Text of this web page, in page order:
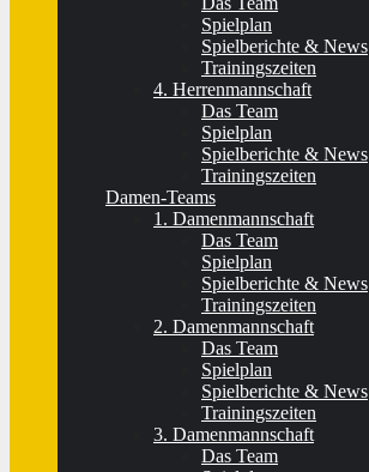
Spielplan
Spielberichte & News
Trainingszeiten
4. Herrenmannschaft
Das Team
Spielplan
Spielberichte & News
Trainingszeiten
Damen-Teams
1. Damenmannschaft
Das Team
Spielplan
Spielberichte & News
Trainingszeiten
2. Damenmannschaft
Das Team
Spielplan
Spielberichte & News
Trainingszeiten
3. Damenmannschaft
Das Team